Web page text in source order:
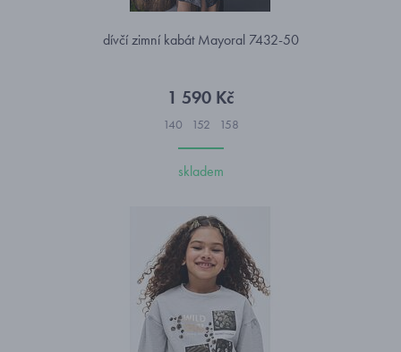
dívčí zimní kabát Mayoral 7432-50
1 590 Kč
140 152 158
skladem